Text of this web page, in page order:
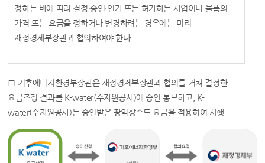
정하는 바에 따라 결정·승인·인가 또는 허가하는 사업이나 물품의
가격 또는 요금을 정하거나 변경하려는 경우에는 미리
재정경제부장관과 협의하여야 한다.
□ 기후에너지환경부장관은 재정경제부장관과 협의를 거쳐 결정한
요금조정 결과를 K-water(수자원공사)에 승인 통보하고, K-
water(수자원공사)는 승인받은 광역상수도 요금을 적용하여 시행